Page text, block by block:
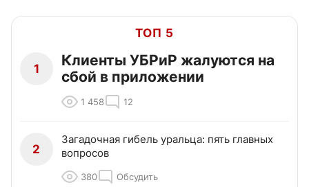
ТОП 5
1
Клиенты УБРиР жалуются на
сбой в приложении
1 458 12
2
Загадочная гибель уральца: пять главных
вопросов
380 Обсудить